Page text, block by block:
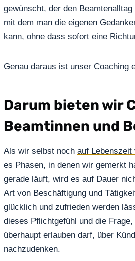
gewünscht, der den
mit dem man die eigenen
kann, ohne dass sofort eine
Genau daraus ist unser Coaching
Darum bieten wir
Beamtinnen und
Als wir selbst noch auf Lebenszeit
es Phasen, in denen wir gemerkt
gerade läuft, wird es auf Dauer
Art von Beschäftigung und
glücklich und zufrieden werden
dieses Pflichtgefühl und die
überhaupt erlauben darf, über
nachzudenken.